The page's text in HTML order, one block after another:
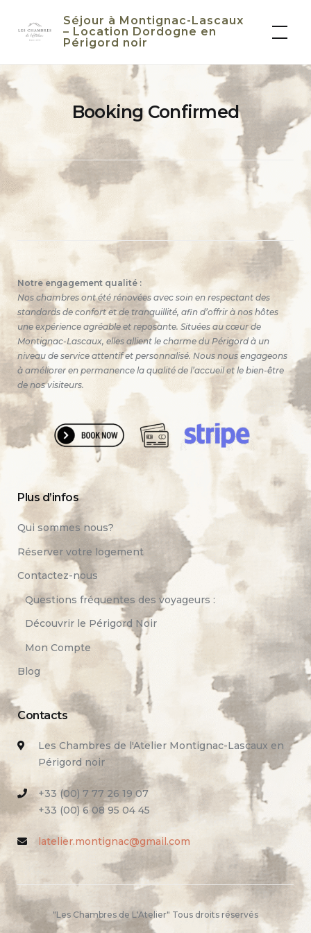
Séjour à Montignac-Lascaux
– Location Dordogne en
Périgord noir
Booking Confirmed
Notre engagement qualité :
Nos chambres ont été rénovées avec soin en respectant des
standards de confort et de tranquillité, afin d’offrir à nos hôtes
une expérience agréable et reposante. Situées au cœur de
Montignac-Lascaux, elles allient le charme du Périgord à un
niveau de service attentif et personnalisé. Nous nous engageons
à améliorer en permanence la qualité de l’accueil et le bien-être
de nos visiteurs.
Plus d’infos
Qui sommes nous?
Réserver votre logement
Contactez-nous
Questions fréquentes des voyageurs :
Découvrir le Périgord Noir
Mon Compte
Blog
Contacts
Les Chambres de l'Atelier Montignac-Lascaux en
Périgord noir
+33 (00) 7 77 26 19 07
+33 (00) 6 08 95 04 45
latelier.montignac@gmail.com
"Les Chambres de L'Atelier" Tous droits réservés